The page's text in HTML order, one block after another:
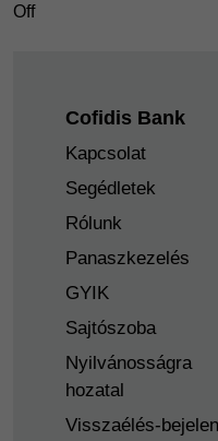
Off
Footer
Cofidis Bank
Kapcsolat
Segédletek
Rólunk
Panaszkezelés
GYIK
Sajtószoba
Nyilvánosságra
hozatal
Visszaélés-